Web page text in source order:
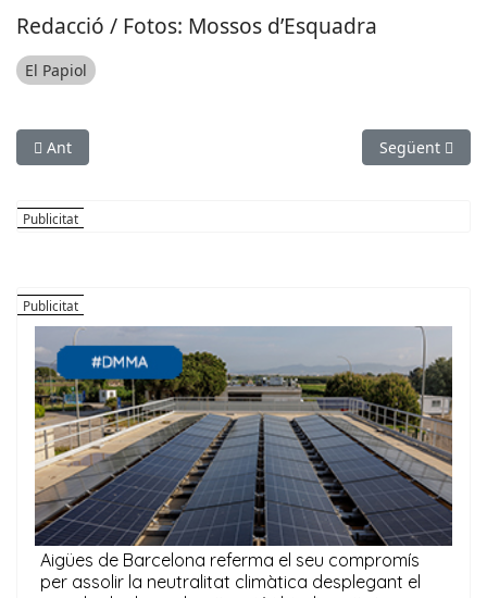
Redacció / Fotos: Mossos d’Esquadra
El Papiol
Article anterior: Agredit un agent de Mossos d’Esquadra a
Ant Article
Següent